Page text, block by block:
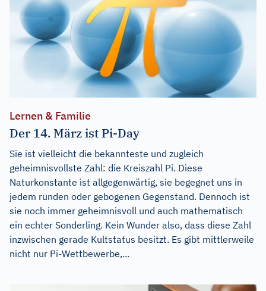
Lernen & Familie
Der 14. März ist Pi-Day
Sie ist vielleicht die bekannteste und zugleich
geheimnisvollste Zahl: die Kreiszahl Pi. Diese
Naturkonstante ist allgegenwärtig, sie begegnet uns in
jedem runden oder gebogenen Gegenstand. Dennoch ist
sie noch immer geheimnisvoll und auch mathematisch
ein echter Sonderling. Kein Wunder also, dass diese Zahl
inzwischen gerade Kultstatus besitzt. Es gibt mittlerweile
nicht nur Pi-Wettbewerbe,...